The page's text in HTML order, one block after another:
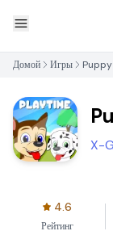
Домой Игры
X-
4.6
Рейтинг